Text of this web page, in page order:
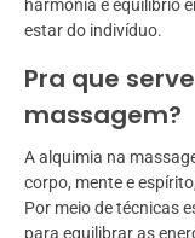
harmonia e equilíbrio
estar do indivíduo.
Pra que
massagem?
A alquimia na
corpo, mente e
Por meio de técnicas
para equilibrar as